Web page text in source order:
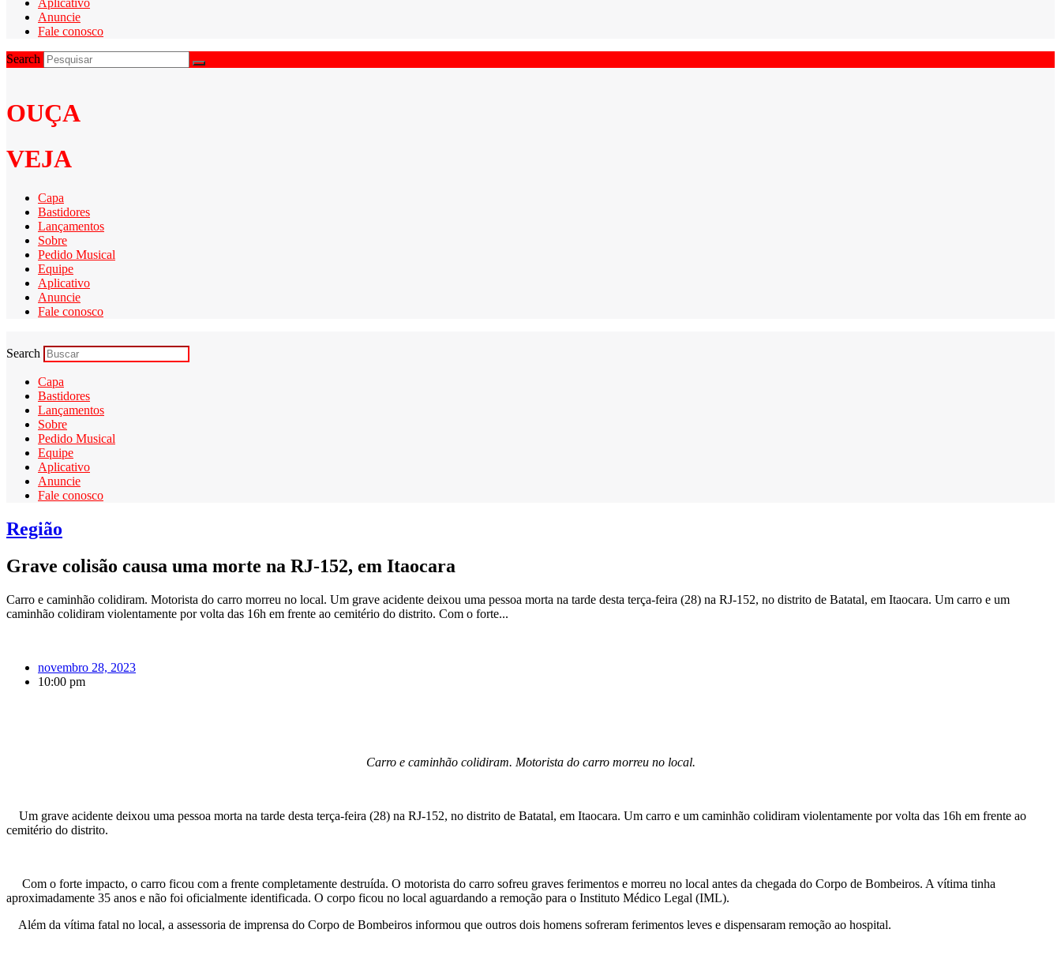
Anuncie
Fale conosco
Search
OUÇA
VEJA
Capa
Bastidores
Lançamentos
Sobre
Pedido Musical
Equipe
Aplicativo
Anuncie
Fale conosco
Search
Capa
Bastidores
Lançamentos
Sobre
Pedido Musical
Equipe
Aplicativo
Anuncie
Fale conosco
Região
Grave colisão causa uma morte na RJ-152, em Itaocara
Carro e caminhão colidiram. Motorista do carro morreu no local. Um grave acidente deixou uma pessoa morta na tarde desta terça-feira (28) na RJ-152, no distrito de Batatal, em Itaocara. Um carro e um
caminhão colidiram violentamente por volta das 16h em frente ao cemitério do distrito. Com o forte...
novembro 28, 2023
10:00 pm
Carro e caminhão colidiram. Motorista do carro morreu no local.
Um grave acidente deixou uma pessoa morta na tarde desta terça-feira (28) na RJ-152, no distrito de Batatal, em Itaocara. Um carro e um caminhão colidiram violentamente por volta das 16h em frente ao
cemitério do distrito.
Com o forte impacto, o carro ficou com a frente completamente destruída. O motorista do carro sofreu graves ferimentos e morreu no local antes da chegada do Corpo de Bombeiros. A vítima tinha
aproximadamente 35 anos e não foi oficialmente identificada. O corpo ficou no local aguardando a remoção para o Instituto Médico Legal (IML).
Além da vítima fatal no local, a assessoria de imprensa do Corpo de Bombeiros informou que outros dois homens sofreram ferimentos leves e dispensaram remoção ao hospital.